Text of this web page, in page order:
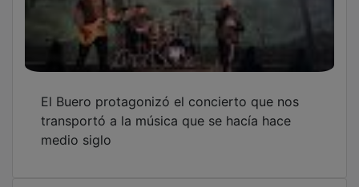
El Buero protagonizó el concierto que nos
transportó a la música que se hacía hace
medio siglo